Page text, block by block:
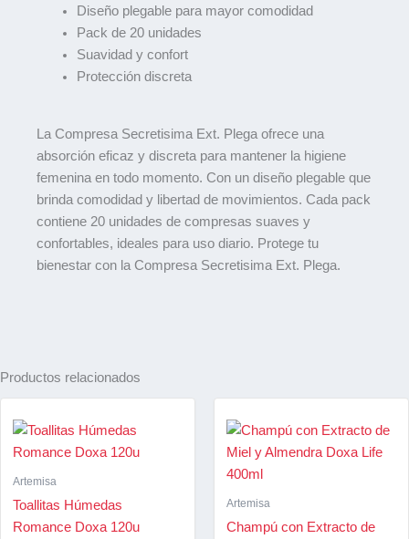
Diseño plegable para mayor comodidad
Pack de 20 unidades
Suavidad y confort
Protección discreta
La Compresa Secretisima Ext. Plega ofrece una
absorción eficaz y discreta para mantener la higiene
femenina en todo momento. Con un diseño plegable que
brinda comodidad y libertad de movimientos. Cada pack
contiene 20 unidades de compresas suaves y
confortables, ideales para uso diario. Protege tu
bienestar con la Compresa Secretisima Ext. Plega.
Productos relacionados
Artemisa
Toallitas Húmedas
Romance Doxa 120u
Artemisa
Champú con Extracto de